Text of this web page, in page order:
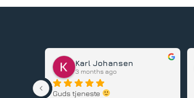
Karl Johansen
3 months ago
Guds tjeneste